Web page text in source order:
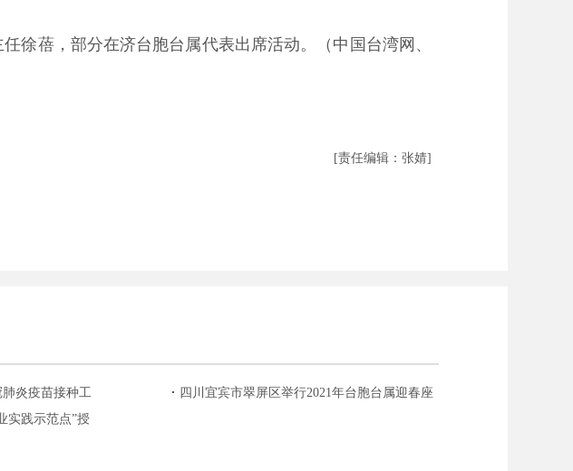
蓓，部分在济台胞台属代表出席活动。（中国台湾网、
[责任编辑：张婧]
炎疫苗接种工
四川宜宾市翠屏区举行2021年台胞台属迎春座
实践示范点”授